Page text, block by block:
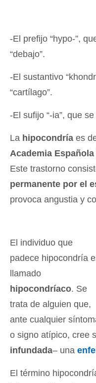
-El prefijo “hypo-”,
“debajo”.
-El sustantivo
“cartílago”.
-El sufijo “-ia”, que
La hipocondría es
Academia Española
Este trastorno
permanente por el
provoca angustia y
El individuo que
padece hipocondría
llamado
hipocondríaco. Se
trata de alguien que,
ante cualquier
o signo atípico, cree
infundada– una
El término